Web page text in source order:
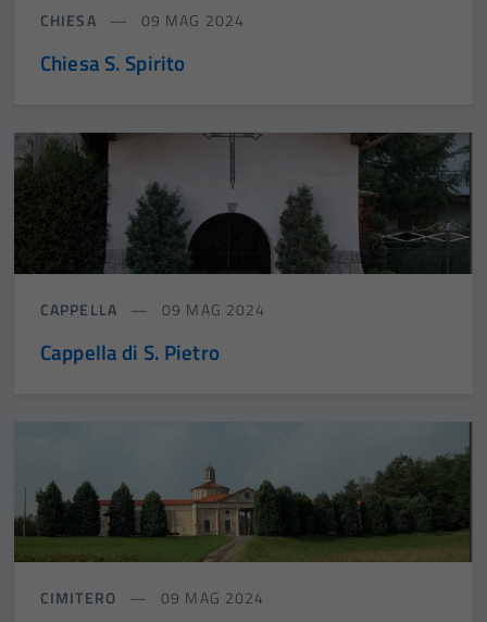
CHIESA 09 MAG 2024
Chiesa S. Spirito
CAPPELLA 09 MAG 2024
Cappella di S. Pietro
CIMITERO 09 MAG 2024